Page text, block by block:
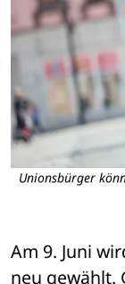
Unionsbürger
Am 9. Juni
neu gewählt.